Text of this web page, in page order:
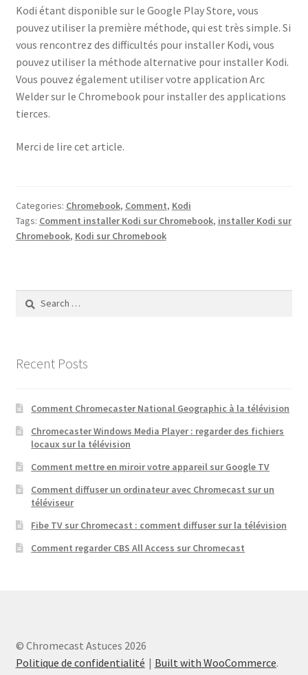
Kodi étant disponible sur le Google Play Store, vous
pouvez utiliser la première méthode, qui est très simple. Si
vous rencontrez des difficultés pour installer Kodi, vous
pouvez utiliser la méthode alternative pour installer Kodi.
Vous pouvez également utiliser votre application Arc
Welder sur le Chromebook pour installer des applications
tierces.
Merci de lire cet article.
Categories: Chromebook, Comment, Kodi
Tags: Comment installer Kodi sur Chromebook, installer Kodi sur
Chromebook, Kodi sur Chromebook
Search
Recent Posts
Comment Chromecaster National Geographic à la télévision
Chromecaster Windows Media Player : regarder des fichiers
locaux sur la télévision
Comment mettre en miroir votre appareil sur Google TV
Comment diffuser un ordinateur avec Chromecast sur un
téléviseur
Fibe TV sur Chromecast : comment diffuser sur la télévision
Comment regarder CBS All Access sur Chromecast
© Chromecast Astuces 2026
Politique de confidentialité
Built with WooCommerce.